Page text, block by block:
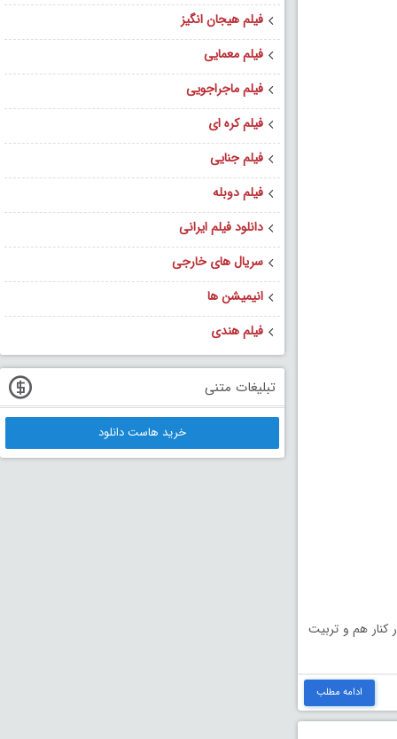
کنار هم و تربیت
ادامه مطلب
فیلم هیجان انگیز
فیلم معمایی
فیلم ماجراجویی
فیلم کره ای
فیلم جنایی
فیلم دوبله
دانلود فیلم ایرانی
سریال های خارجی
انیمیشن ها
فیلم هندی
تبلیغات متنی
خرید هاست دانلود